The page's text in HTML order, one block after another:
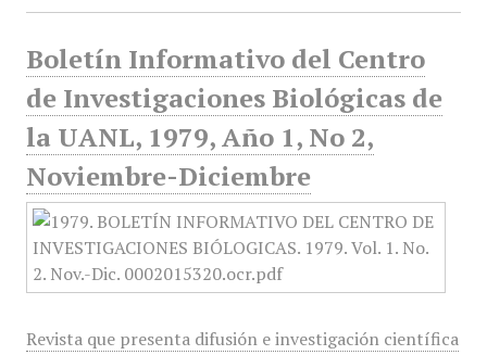
Boletín Informativo del Centro
de Investigaciones Biológicas de
la UANL, 1979, Año 1, No 2,
Noviembre-Diciembre
Revista que presenta difusión e investigación científica